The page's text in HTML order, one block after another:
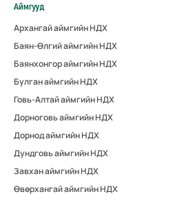
Аймгууд
Архангай аймгийн НДХ
Баян-Өлгий аймгийн НДХ
Баянхонгор аймгийн НДХ
Булган аймгийн НДХ
Говь-Алтай аймгийн НДХ
Дорноговь аймгийн НДХ
Дорнод аймгийн НДХ
Дундговь аймгийн НДХ
Завхан аймгийн НДХ
Өвөрхангай аймгийн НДХ